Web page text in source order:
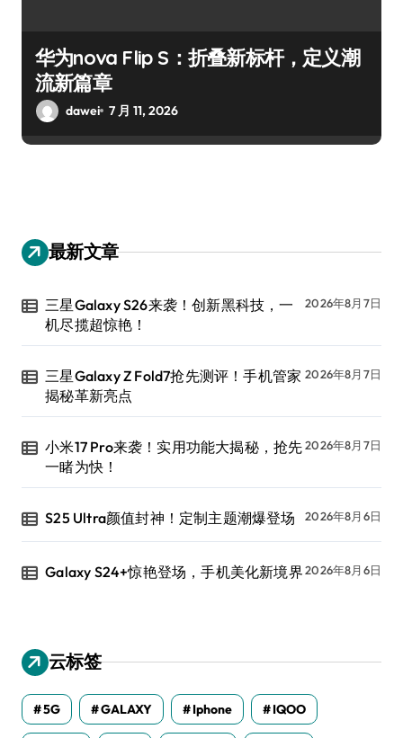
华为nova Flip S：折叠新标杆，定义潮
流新篇章
dawei 7 月 11, 2026
最新文章
三星Galaxy S26来袭！创新黑科技，一
机尽揽超惊艳！
2026年8月7日
三星Galaxy Z Fold7抢先测评！手机管家
揭秘革新亮点
2026年8月7日
小米17 Pro来袭！实用功能大揭秘，抢先
一睹为快！
2026年8月7日
S25 Ultra颜值封神！定制主题潮爆登场 2026年8月6日
Galaxy S24+惊艳登场，手机美化新境界2026年8月6日
云标签
5G GALAXY Iphone IQOO